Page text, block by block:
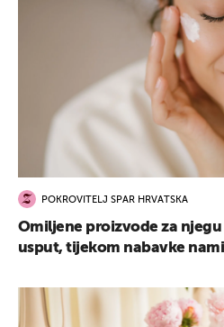
POKROVITELJ SPAR HRVATSKA
Omiljene proizvode za
usput, tijekom nabavke